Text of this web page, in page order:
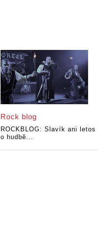
Rock blog
ROCKBLOG: Slavík ani letos
o hudbě...